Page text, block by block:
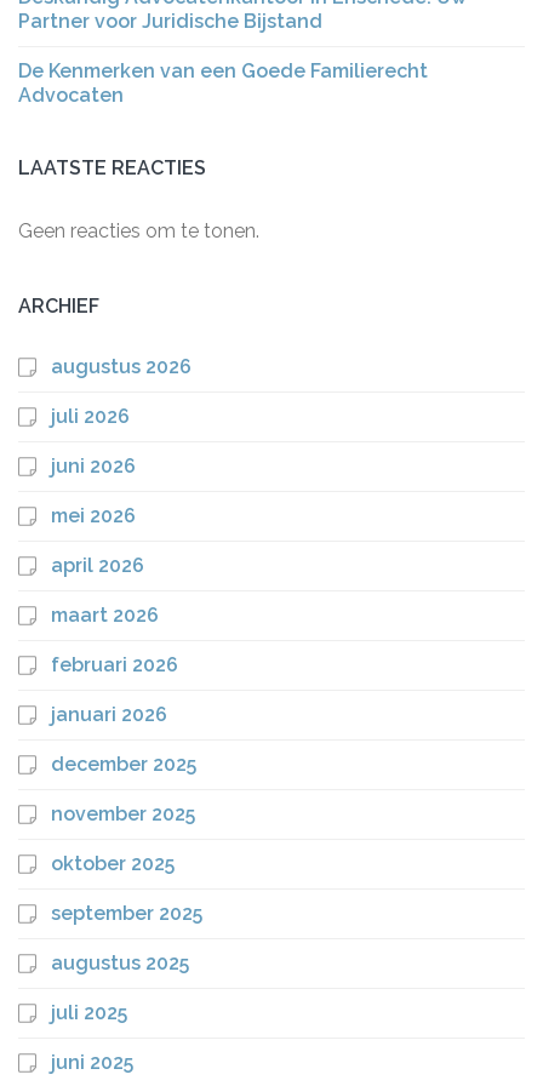
Partner voor Juridische Bijstand
De Kenmerken van een Goede Familierecht
Advocaten
LAATSTE REACTIES
Geen reacties om te tonen.
ARCHIEF
augustus 2026
juli 2026
juni 2026
mei 2026
april 2026
maart 2026
februari 2026
januari 2026
december 2025
november 2025
oktober 2025
september 2025
augustus 2025
juli 2025
juni 2025